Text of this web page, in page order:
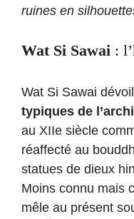
ruines en
Wat Si Sawai :
Wat Si Sawai
typiques de
au XIIe siècle
réaffecté au
statues de dieux
Moins connu mais
mêle au présent